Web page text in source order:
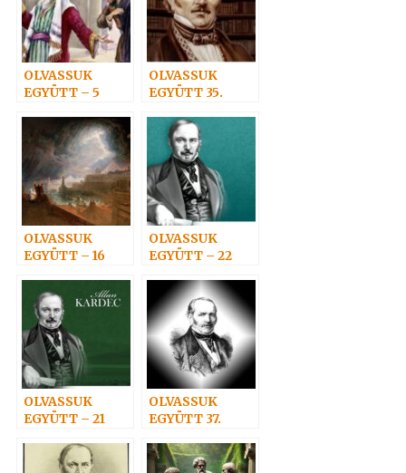
OLVASSUK
EGYÜTT – 5
OLVASSUK
EGYÜTT 35.
OLVASSUK
EGYÜTT – 16
OLVASSUK
EGYÜTT – 22
OLVASSUK
EGYÜTT – 21
OLVASSUK
EGYÜTT 37.